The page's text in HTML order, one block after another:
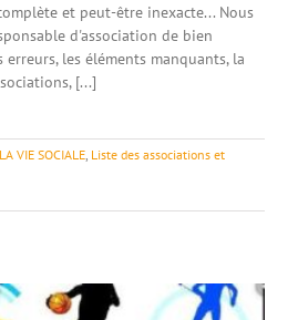
et peut-être inexacte... Nous
d'association de bien
les éléments manquants, la
[...]
LA VIE SOCIALE Liste des associations et